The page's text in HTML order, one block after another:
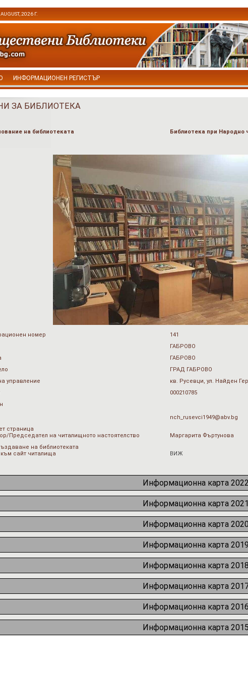
AUGUST, 2026 Г.
ИНФОРМАЦИОНЕН РЕГИСТЪР
ЗА БИБЛИОТЕКА
на библиотеката Библиотека при Народно
номер
141
ГАБРОВО
ГАБРОВО
ГРАД ГАБРОВО
управление
кв. Русевци, ул. Найден
000210785
nch_rusevci1949@abv.bg
страница
Председател на читалищното настоятелство
Маргарита Фъртунова
на библиотеката
сайт читалища
ВИЖ
Информационна карта 2022
Информационна карта 2021
Информационна карта 2020
Информационна карта 2019
Информационна карта 2018
Информационна карта
Информационна карта 2016
Информационна карта 2015